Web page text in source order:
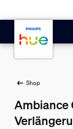
Shop
Ambiance